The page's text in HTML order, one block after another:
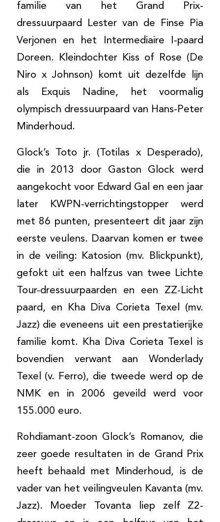
familie van het Grand Prix-
dressuurpaard Lester van de Finse Pia
Verjonen en het Intermediaire I-paard
Doreen. Kleindochter Kiss of Rose (De
Niro x Johnson) komt uit dezelfde lijn
als Exquis Nadine, het voormalig
olympisch dressuurpaard van Hans-Peter
Minderhoud.
Glock’s Toto jr. (Totilas x Desperado),
die in 2013 door Gaston Glock werd
aangekocht voor Edward Gal en een jaar
later KWPN-verrichtingstopper werd
met 86 punten, presenteert dit jaar zijn
eerste veulens. Daarvan komen er twee
in de veiling: Katosion (mv. Blickpunkt),
gefokt uit een halfzus van twee Lichte
Tour-dressuurpaarden en een ZZ-Licht
paard, en Kha Diva Corieta Texel (mv.
Jazz) die eveneens uit een prestatierijke
familie komt. Kha Diva Corieta Texel is
bovendien verwant aan Wonderlady
Texel (v. Ferro), die tweede werd op de
NMK en in 2006 geveild werd voor
155.000 euro.
Rohdiamant-zoon Glock’s Romanov, die
zeer goede resultaten in de Grand Prix
heeft behaald met Minderhoud, is de
vader van het veilingveulen Kavanta (mv.
Jazz). Moeder Tovanta liep zelf Z2-